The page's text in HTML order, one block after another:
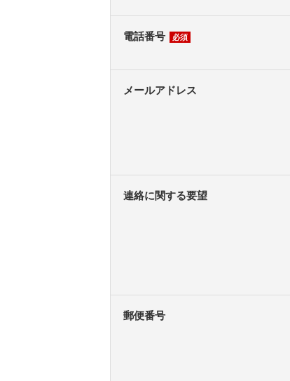
電話番号 必須
メールアドレス
連絡に関する要望
郵便番号